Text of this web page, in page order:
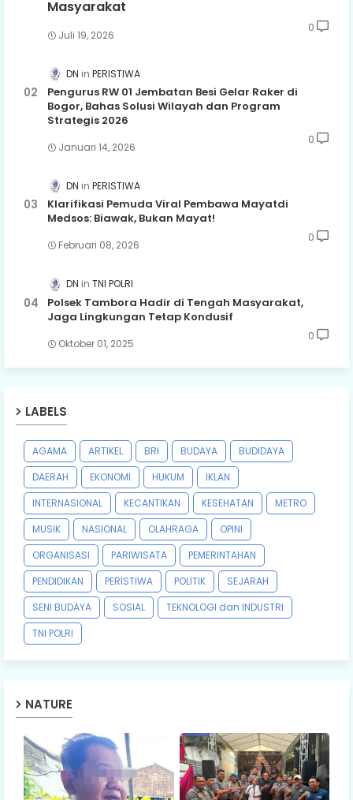
Masyarakat
Juli 19, 2026
0
DN PERISTIWA
Pengurus RW 01 Jembatan Besi Gelar Raker di
Bogor, Bahas Solusi Wilayah dan Program
Strategis 2026
Januari 14, 2026
0
DN PERISTIWA
Klarifikasi Pemuda Viral Pembawa Mayatdi
Medsos: Biawak, Bukan Mayat!
Februari 08, 2026
0
DN TNI POLRI
Polsek Tambora Hadir di Tengah Masyarakat,
Jaga Lingkungan Tetap Kondusif
Oktober 01, 2025
0
LABELS
AGAMA ARTIKEL BRI BUDAYA
BUDIDAYA
DAERAH
EKONOMI HUKUM
IKLAN
INTERNASIONAL
KECANTIKAN KESEHATAN
METRO
MUSIK
NASIONAL OLAHRAGA
OPINI
ORGANISASI
PARIWISATA
PEMERINTAHAN
PENDIDIKAN
PERISTIWA POLITIK
SEJARAH
SENI BUDAYA
SOSIAL
TEKNOLOGI dan INDUSTRI
TNI POLRI
NATURE